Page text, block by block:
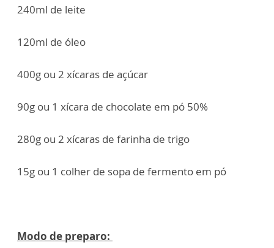
240ml de leite
120ml de óleo
400g ou 2 xícaras de açúcar
90g ou 1 xícara de chocolate em pó 50%
280g ou 2 xícaras de farinha de trigo
15g ou 1 colher de sopa de fermento em pó
Modo de preparo: